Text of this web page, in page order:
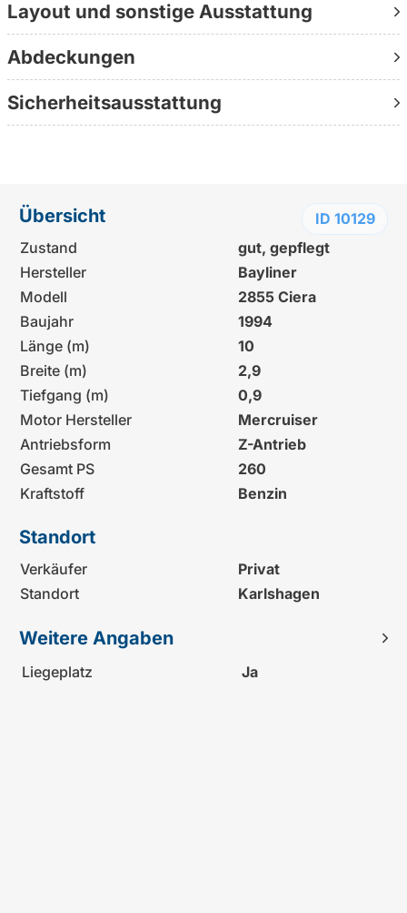
Layout und sonstige Ausstattung
Abdeckungen
Sicherheitsausstattung
Übersicht
ID 10129
Zustand
gut, gepflegt
Hersteller
Bayliner
Modell
2855 Ciera
Baujahr
1994
Länge (m)
10
Breite (m)
2,9
Tiefgang (m)
0,9
Motor Hersteller
Mercruiser
Antriebsform
Z-Antrieb
Gesamt PS
260
Kraftstoff
Benzin
Standort
Verkäufer
Privat
Standort
Karlshagen
Weitere Angaben
Liegeplatz Ja